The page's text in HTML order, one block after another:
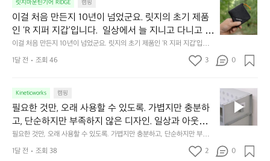
휴
식
에
도
이
중
인
차
안
서
도
미
니
미
멀
👌🏼
릿지마운틴기어 RIDGE 캠핑
이걸 처음 만든지 10년이 넘었군요. 릿지의 초기 제품
인 ‘R 지퍼 지갑’입니다.  일상에서 늘 지니고 다니고 싶
어지는 물건에는 크기, 무게, 형태, 색감 사이의 아주 미
묘한 밸런스가 존재합니다.  예를 들자면 일에 집중하
느라 책상 위 가장자리에 대충 걸쳐 놓아도 시야에 걸
는 균형감에서 출발했습니다.  그중에서도 슬림함에 철
저히 집착했습니다. 튼튼한 내구도와 넉넉한 수납력을
해치치 않는 선에서, 가장 가볍고 얇게 설계했습니다.
이 디자인과 사용감은, 꼭 직접 손으로 만져보며 경험
해 보시기를 바랍니다.
이걸 처음 만든지 10년이 넘었군요. 릿지의 초기 제품인 ‘R 지퍼 지갑’입니
다.  일상에서 늘 지니고 다니고 싶어지는 물건에는 크기, 무게, 형태, 색감
사이의 아주 미묘한 밸런스가 존재합니다.  예를 들자면 일에 집중하느라 책
철저히 집착했습니다. 튼튼한 내구도와 넉넉한 수납력을 해치치 않는 선에
서, 가장 가볍고 얇게 설계했습니다.  이 디자인과 사용감은, 꼭 직접 손으로
만져보며 경험해 보시기를 바랍니다.
이
걸
처
음
든
0
년
이
넘
군
1달 전 조회 46 3 0
Kineticworks 캠핑
필요한 것만, 오래 사용할 수 있도록. 가볍지만 충분하
고, 단순하지만 부족하지 않은 디자인. 일상과 아웃도
어의 경계를 자연스럽게 이어주는 RIDGE MOUNTAIN
GEAR. 키네틱웍스에서 만나보세요.
필요한 것만, 오래 사용할 수 있도록. 가볍지만 충분하고, 단순하지만 부족하
지 않은 디자인. 일상과 아웃도어의 경계를 자연스럽게 이어주는 RIDGE M
OUNTAIN GEAR. 키네틱웍스에서 만나보세요.
필
요
한
것
오
1달 전 조회 38 2 0